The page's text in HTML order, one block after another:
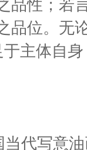
品性；若
品位。无
于主体自
当代写意